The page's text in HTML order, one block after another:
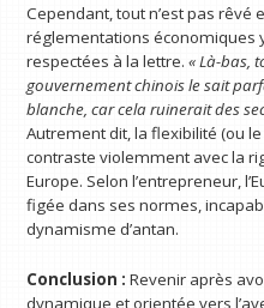
Cependant, tout n’est pas rêvé
réglementations économiques
respectées à la lettre.« Là-bas,
gouvernement chinois le sait
blanche, car cela ruinerait des
Autrement dit, la flexibilité (ou
contraste violemment avec la
Europe. Selon l’entrepreneur,
figée dans ses normes,
dynamisme d’antan.
Conclusion : Revenir après
dynamique et orientée vers